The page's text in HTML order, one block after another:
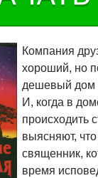
Компания
хороший, но
дешевый дом
И, когда в
происходить
выясняют,
священник,
время